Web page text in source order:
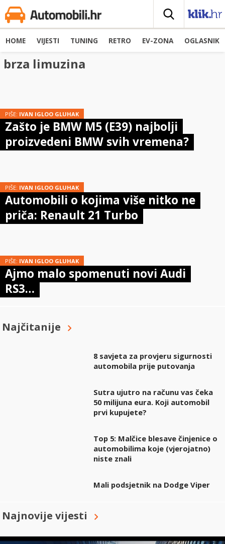
HOME VIJESTI TUNING RETRO EV-ZONA OGLASNIK
brza limuzina
PIŠE: IVAN IGLOO GLUHAK
Zašto je BMW M5 (E39) najbolji
proizvedeni BMW svih vremena?
PIŠE: IVAN IGLOO GLUHAK
Automobili o kojima više nitko ne
priča: Renault 21 Turbo
PIŠE: IVAN IGLOO GLUHAK
Ajmo malo spomenuti novi Audi
RS3…
Najčitanije
8 savjeta za provjeru sigurnosti
automobila prije putovanja
Sutra ujutro na računu vas čeka
50 milijuna eura. Koji automobil
prvi kupujete?
Top 5: Malčice blesave činjenice o
automobilima koje (vjerojatno)
niste znali
Mali podsjetnik na Dodge Viper
Najnovije vijesti